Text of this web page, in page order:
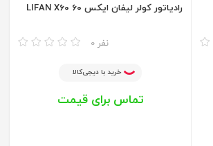
رادیاتور کولر لیفان ایکس 60 LIFAN X60
0 نفر
خرید با دیجی‌کالا
تماس برای قیمت